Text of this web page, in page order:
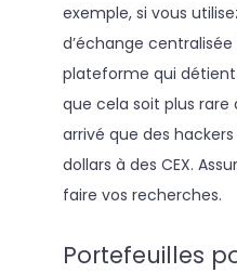
exemple, si vous
d’échange
plateforme qui détient
que cela soit plus rare
arrivé que des
dollars à des CEX.
faire vos recherches.
Portefeuilles